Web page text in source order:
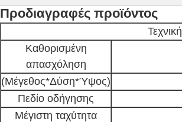
Προδιαγραφές προϊόντος
Τεχνική
Καθορισμένη
απασχόληση
(Μέγεθος*Δύση*Ύψος)
Πεδίο οδήγησης
Μέγιστη ταχύτητα